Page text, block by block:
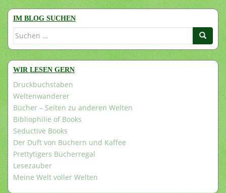
IM BLOG SUCHEN
Suchen
WIR LESEN GERN
Druckbuchstaben
Weltenwanderer
Bücher – Seiten zu anderen Welten
Bibliophilie of Books
Seductive Books
Der Duft von Büchern und Kaffee
Prettytigers Bücherregal
Lesezauber
Meine Welt voller Welten